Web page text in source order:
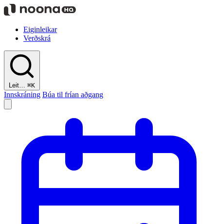
Eiginleikar
Verðskrá
Leit… ⌘K
Innskráning Búa til frían aðgang